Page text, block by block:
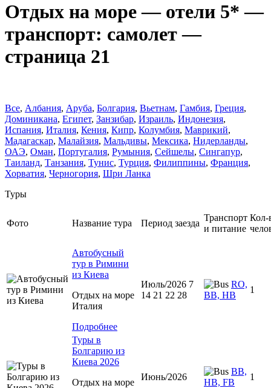
Отдых на море — отели 5* —
транспорт: самолет —
страница 21
Все, Албания, Аруба, Болгария, Вьетнам, Гамбия, Греция,
Доминиканa, Египет, Занзибар, Израиль, Индонезия,
Испания, Италия, Кения, Кипр, Колумбия, Маврикий,
Мадагаскар, Малайзия, Мальдивы, Мексика, Нидерланды,
ОАЭ, Оман, Португалия, Румыния, Сейшелы, Сингапур,
Таиланд, Танзания, Тунис, Турция, Филиппины, Франция,
Хорватия, Черногория, Шри Ланка
Туры
Фото Название тура Период заезда
Транспорт
и питание
Кол-
Автобусный
тур в Римини
из Киева
Отдых на море
Италия
Подробнее
Июль/2026 7
14 21 22 28
RO,
BB, HB
1
Туры в
Болгарию из
Киева 2026
Отдых на море
Июнь/2026
BB,
HB, FB
1